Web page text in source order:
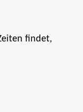
findet,